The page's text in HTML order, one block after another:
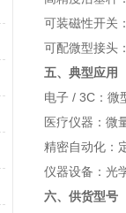
可装磁性开关
可配微型接头
五、典型应用
电子 / 3C：微
医疗仪器：微
精密自动化：
仪器设备：光
六、供货型号